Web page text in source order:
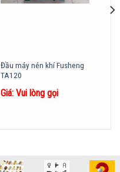
Đầu máy nén khí Fusheng
TA120
Giá: Vui lòng gọi